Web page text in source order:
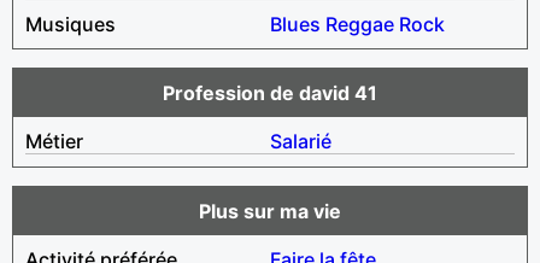
Musiques
Blues Reggae Rock
Profession de david 41
Métier
Salarié
Plus sur ma vie